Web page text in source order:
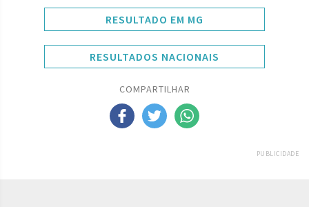
RESULTADO EM MG
RESULTADOS NACIONAIS
COMPARTILHAR
PUBLICIDADE